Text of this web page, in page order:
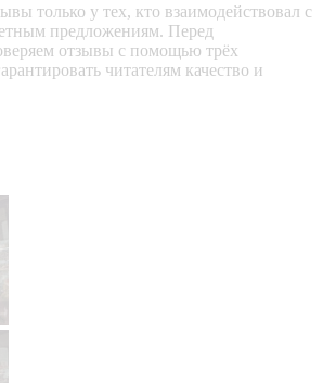
только у тех, кто взаимодействовал с
предложениям. Перед
отзывы с помощью трёх
читателям качество и